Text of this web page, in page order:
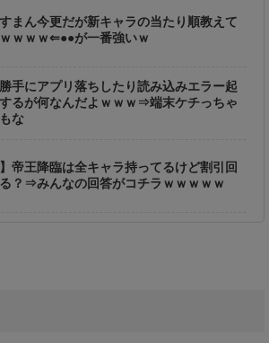
すまん今更だが新キャラの当たり順教えて
ｗｗｗ⇐●●が一番強いｗ
勝手にアプリ落ちしたり読み込みエラー起
るが何なんだよｗｗｗ⇒端末ケチっちゃ
な
】帝王降臨は全キャラ持ってるけど割引回
？⇒みんなの回答がコチラｗｗｗｗｗ